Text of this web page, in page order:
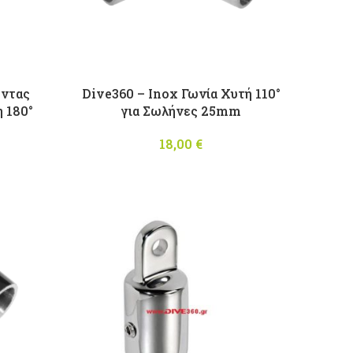
Dive360 – Inox Γωνία Χυτή 110°
για Σωλήνες 25mm
18,00 €